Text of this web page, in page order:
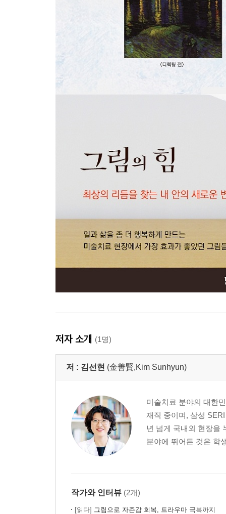
저자 소개 (1명)
저 : 김선현 (金善賢,Kim Sunhyun)
미술치료 분야의 대한
재직 중이며, 삼성
년 넘게 국내외 현장을
분야에 뛰어든 것은 학
작가와 인터뷰 (2개)
[읽다] 그림으로 자존감 회복, 트라우마 극복까지